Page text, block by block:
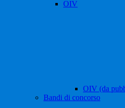
OIV
OIV (da
Bandi di concorso